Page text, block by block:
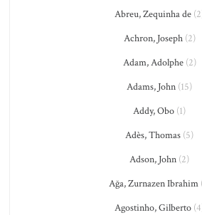
Abreu, Zequinha de
Achron, Joseph(2)
Adam, Adolphe(2)
Adams, John (15)
Addy, Obo (1)
Adès, Thomas (5)
Adson, John (2)
Ağa, Zurnazen Ibrahim
Agostinho, Gilberto